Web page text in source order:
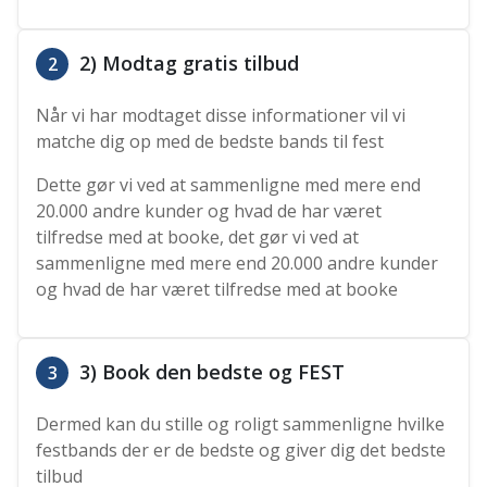
2 2) Modtag gratis tilbud
Når vi har modtaget disse informationer vil vi
matche dig op med de bedste bands til fest
Dette gør vi ved at sammenligne med mere end
20.000 andre kunder og hvad de har været
tilfredse med at booke, det gør vi ved at
sammenligne med mere end 20.000 andre kunder
og hvad de har været tilfredse med at booke
3 3) Book den bedste og FEST
Dermed kan du stille og roligt sammenligne hvilke
festbands der er de bedste og giver dig det bedste
tilbud